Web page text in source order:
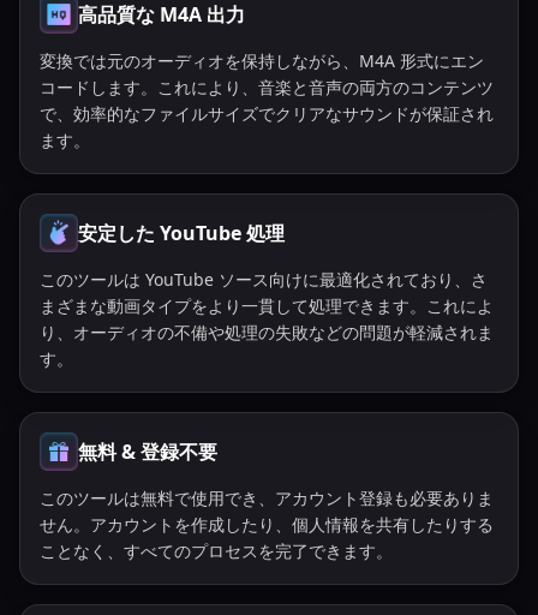
高品質な M4A 出力
変換では元のオーディオを保持しながら、M4A 形式にエン
コードします。これにより、音楽と音声の両方のコンテンツ
で、効率的なファイルサイズでクリアなサウンドが保証され
ます。
安定した YouTube 処理
このツールは YouTube ソース向けに最適化されており、さ
まざまな動画タイプをより一貫して処理できます。これによ
り、オーディオの不備や処理の失敗などの問題が軽減されま
す。
無料 & 登録不要
このツールは無料で使用でき、アカウント登録も必要ありま
せん。アカウントを作成したり、個人情報を共有したりする
ことなく、すべてのプロセスを完了できます。